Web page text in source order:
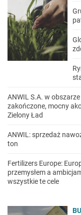
ANWIL S.A. w
zakończone, mocny
Zielony Ład
ANWIL: sprzedaż
ton
Fertilizers Europe:
przemysłem a
wszystkie te cele